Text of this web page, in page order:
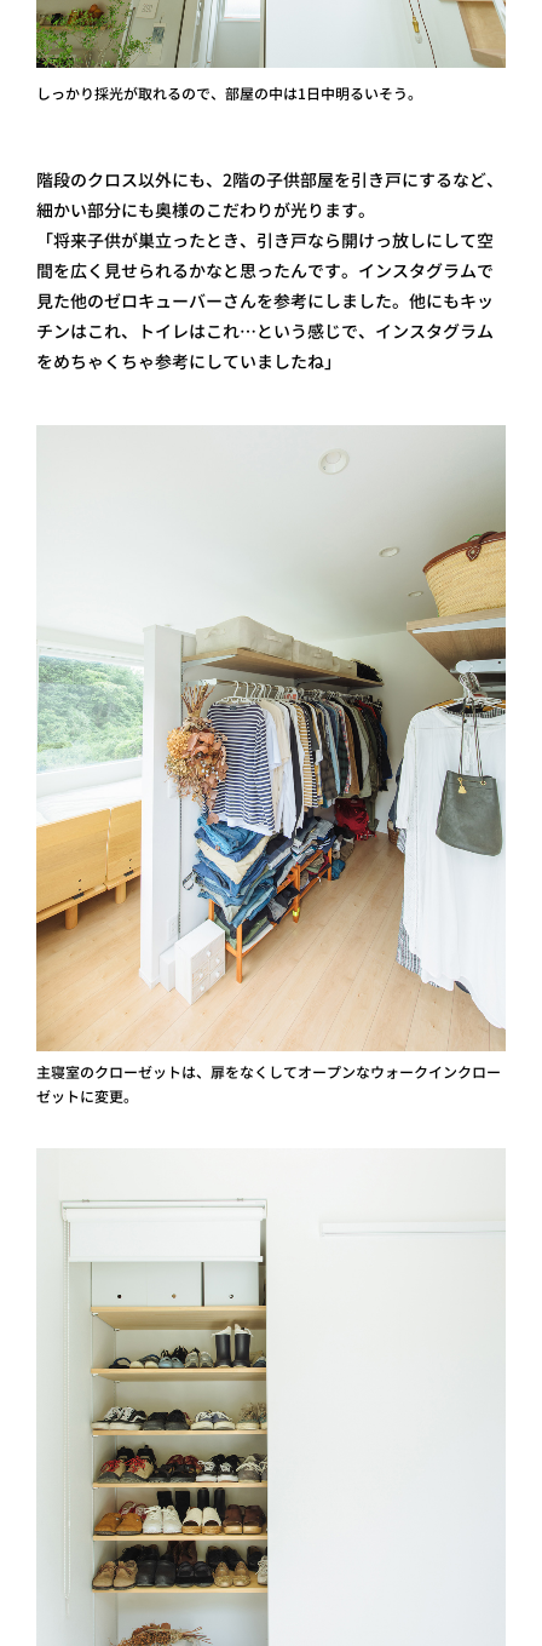
しっかり採光が取れるので、部屋の中は1日中明るいそう。
階段のクロス以外にも、2階の子供部屋を引き戸にするなど、
細かい部分にも奥様のこだわりが光ります。
「将来子供が巣立ったとき、引き戸なら開けっ放しにして空
間を広く見せられるかなと思ったんです。 インスタグラムで
見た他のゼロキューバーさんを参考にしました。他にもキッ
チンはこれ、トイレはこれ…という感じで、インスタグラム
をめちゃくちゃ参考にしていましたね」
主寝室のクローゼットは、扉をなくしてオープンなウォークインクロー
ゼットに変更。